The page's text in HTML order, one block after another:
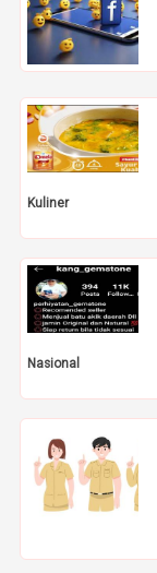
Kuliner
Nasional